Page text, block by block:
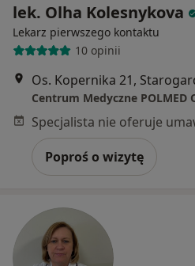
lek. Olha Kolesnykova
Lekarz pierwszego kontaktu
10 opinii
Os. Kopernika 21,
Centrum Medyczne POLMED
Poproś o wizytę